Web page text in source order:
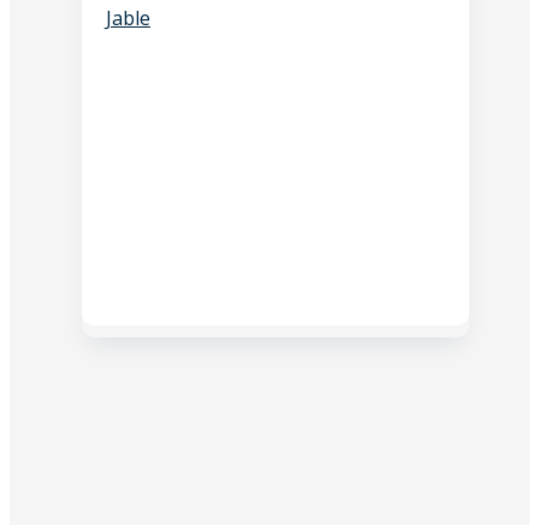
Jable